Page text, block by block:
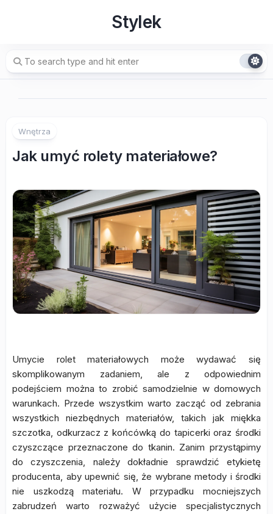
Stylek
Wnętrza
Jak umyć rolety materiałowe?
Umycie rolet materiałowych może wydawać się
skomplikowanym zadaniem, ale z odpowiednim
podejściem można to zrobić samodzielnie w domowych
warunkach. Przede wszystkim warto zacząć od zebrania
wszystkich niezbędnych materiałów, takich jak miękka
szczotka, odkurzacz z końcówką do tapicerki oraz środki
czyszczące przeznaczone do tkanin. Zanim przystąpimy
do czyszczenia, należy dokładnie sprawdzić etykietę
producenta, aby upewnić się, że wybrane metody i środki
nie uszkodzą materiału. W przypadku mocniejszych
zabrudzeń warto rozważyć użycie specjalistycznych